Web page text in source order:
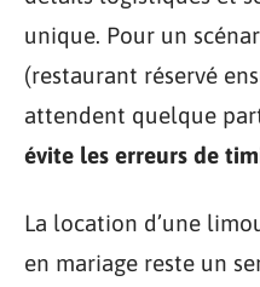
unique. Pour un
(restaurant réservé
attendent quelque
évite les erreurs de
La location d’une
en mariage reste un